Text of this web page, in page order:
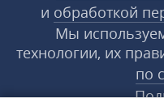
и обработкой
Мы
технологии, их
по